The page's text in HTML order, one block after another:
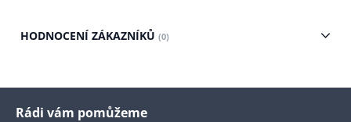
HODNOCENÍ ZÁKAZNÍKŮ (0)
Rádi vám pomůžeme